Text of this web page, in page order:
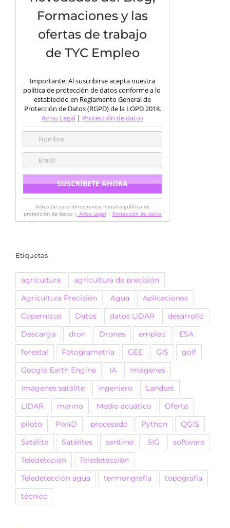
Formaciones y las
ofertas de trabajo
de TYC Empleo
Importante: Al suscribirse acepta nuestra
política de protección de datos conforme a lo
establecido en Reglamento General de
Protección de Datos (RGPD) de la LOPD 2018.
Aviso Legal | Protección de datos
Antes de suscribirse revise nuestra política de
protección de datos | Aviso Legal | Protección de datos
Etiquetas
agricultura agricultura de precisión
Agricultura Precisión Agua Aplicaciones
Copernicus Datos datos LiDAR desarrollo
Descarga dron Drones empleo ESA
forestal Fotogrametría GEE GIS golf
Google Earth Engine IA Imágenes
Imágenes satélite ingeniero Landsat
LIDAR marino Medio acuático Oferta
piloto Pix4D procesado Python QGIS
Satélite Satélites sentinel SIG software
Teledetcción Teledetección
Teledetección agua termongrafía topografía
técnico